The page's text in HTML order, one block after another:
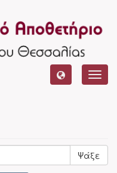
Ψάξε